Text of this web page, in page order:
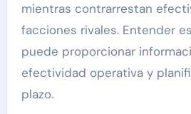
mientras contrarrestan
facciones rivales. Entender
puede proporcionar
efectividad operativa y
plazo.